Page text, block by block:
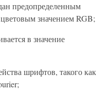
предопределенным
значением RGB;
в значение
шрифтов, такого как